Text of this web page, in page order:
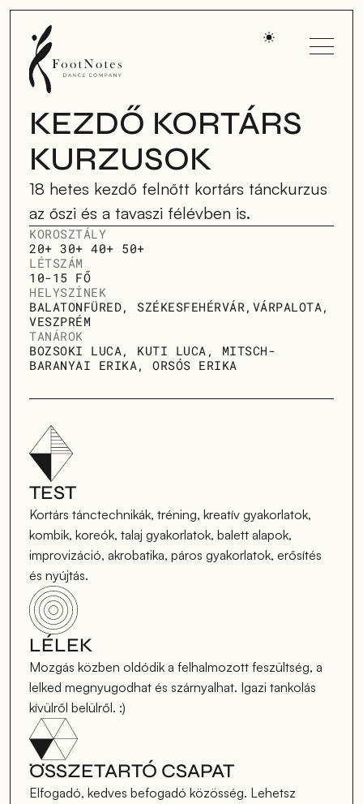
KEZDŐ KORTÁRS
KURZUSOK
18 hetes kezdő felnőtt kortárs tánckurzus
az őszi és a tavaszi félévben is.
KOROSZTÁLY
20+ 30+ 40+ 50+
LÉTSZÁM
10-15 FŐ
HELYSZÍNEK
BALATONFÜRED, SZÉKESFEHÉRVÁR,VÁRPALOTA,
VESZPRÉM
TANÁROK
BOZSOKI LUCA, KUTI LUCA, MITSCH-
BARANYAI ERIKA, ORSÓS ERIKA
TEST
Kortárs tánctechnikák, tréning, kreatív gyakorlatok,
kombik, koreók, talaj gyakorlatok, balett alapok,
improvizáció, akrobatika, páros gyakorlatok, erősítés
és nyújtás.
LÉLEK
Mozgás közben oldódik a felhalmozott feszültség, a
lelked megnyugodhat és szárnyalhat. Igazi tankolás
kívülről belülről. :)
ÖSSZETARTÓ CSAPAT
Elfogadó, kedves befogadó közösség. Lehetsz